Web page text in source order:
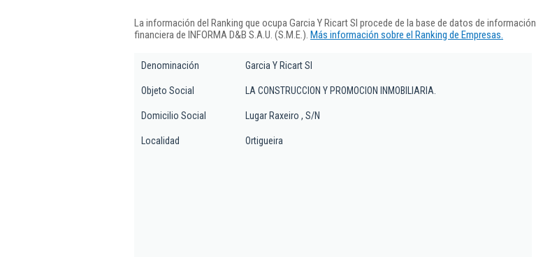
La información del Ranking que ocupa Garcia Y Ricart Sl procede de la base de datos de información
financiera de INFORMA D&B S.A.U. (S.M.E.). Más información sobre el Ranking de Empresas.
Denominación Garcia Y Ricart Sl
Objeto Social LA CONSTRUCCION Y PROMOCION INMOBILIARIA.
Domicilio Social Lugar Raxeiro , S/N
Localidad Ortigueira